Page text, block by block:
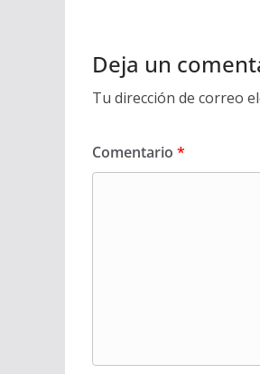
Deja un
Tu dirección de correo
Comentario *